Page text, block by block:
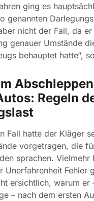
ging es
genannten
nicht der Fall, da er
genauer Umstände
behauptet hatte“,
Regeln
Fall hatte der Kläger
vorgetragen, die
sprachen. Vielmehr
Unerfahrenheit Fehler
ersichtlich, warum er
– nach dem ersten